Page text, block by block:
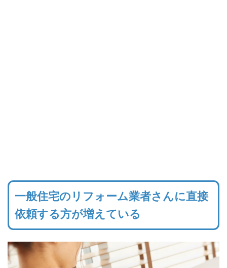
一般住宅のリフォーム業者さんに直接
依頼する方が増えている